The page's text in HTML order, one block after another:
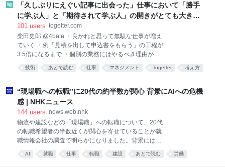
をいくつか特定
たくなる。糸のように細く、雲のように白いそうめん
は夏を代表する、涼を感じることができる食べ物だ。
食べると実に美味しい。ツルツルといくらでも食べる
んと言えば「揖保乃糸」。その存在は誰もが知るもの
だろう。実は揖保乃糸は一社で作っているものではな
い。兵庫県手延素麺協同組合の商標だ。前進となる
「播磨国揖東西両郡素麺営業組合」は明治20年に誕生
る。組
「久しぶりにえぐい記事に出会った」仕事において「勝手
に学ぶ人」と「期待されて学ぶ人」の開きがとても大き
い、という意見に共感が集まる
101 users togetter.com
柴田史郎 @4bata ・良かれと思って無駄な仕事が増え
ていく ・例「見積を出して申込書をもらう」の工程が
3.5倍になるまで ・個別の業務にはやるべき理由があ
るが、全体としては無駄が増えている ・定量化できな
い業務を無理に定量化しようとするからでは？ ・どう
note.com/4bata/n/n49e02… 2022-01-11 22:56:45
「勝手に学ぶ人」と「期待されて学ぶ人」の差が埋め
られない｜柴田史郎 ここ1年ぐらい感じていた「学び
ぶ人は、自分の周囲にある「学びに使えそうな仕事」
を探して自分の仕事にすることを繰り返す ・期待され
て学ぶ人は、上司と… 1569 users 5889 note（ノー
ト）
技術 あとで読む 仕事 マネジメント Togetter 考え方
“現場職への転職”に20代の約半数が関心 背景にAIへの危機
感 | NHKニュース
144 users news.web.nhk
物流や建設などの「現場職」への転職について、20代
の転職希望者の半数近くが関心を寄せていることが就
職情報会社の調査で明らかになりました。背景にはデ
スクワークなどの「事務職」がAIに代替される危機感
AI 就職 仕事 転職 建設 あとで読む 労働